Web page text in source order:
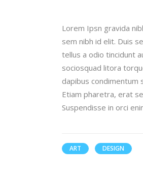
Lorem Ipsn gravida
sem nibh id elit. Duis
tellus a odio tincidunt
sociosquad litora
dapibus condimentum
Etiam pharetra, erat
Suspendisse in orci
ART DESIGN